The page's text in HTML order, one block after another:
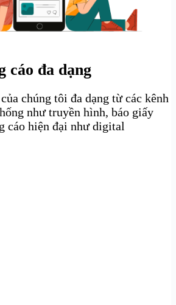
cáo đa dạng
chúng tôi đa dạng từ các kênh
như truyền hình, báo giấy
cáo hiện đại như digital